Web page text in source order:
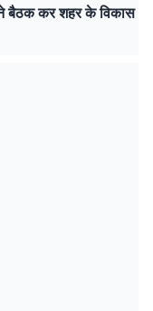
ने बैठक कर शहर के विकास